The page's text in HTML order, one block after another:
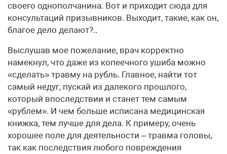
своего однополчанина. Вот и приходит сюда для
консультаций призывников. Выходит, такие, как он,
благое дело делают?..
Выслушав мое пожелание, врач корректно
намекнул, что даже из копеечного ушиба можно
«сделать» травму на рубль. Главное, найти тот
самый недуг, пускай из далекого прошлого,
который впоследствии и станет тем самым
«рублем». И чем больше исписана медицинская
книжка, тем лучше для дела. К примеру, очень
хорошее поле для деятельности – травма головы,
так как последствия любого повреждения